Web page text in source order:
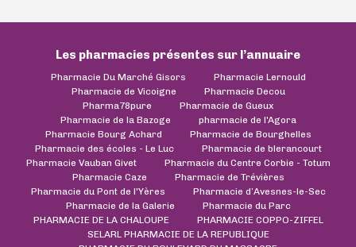
Les pharmacies présentes sur l’annuaire
Pharmacie Du Marché Gisors
Pharmacie Lernould
Pharmacie de Vicoigne
Pharmacie Decou
Pharma78pure
Pharmacie de Gueux
Pharmacie de la Bazoge
pharmacie de l'Agora
Pharmacie Bourg Achard
Pharmacie de Bourghelles
Pharmacie des écoles - Le Luc
Pharmacie de blerancourt
Pharmacie Vauban Givet
Pharmacie du Centre Corbie - Totum
Pharmacie Caze
Pharmacie de Trévières
Pharmacie du Pont de l'Yères
Pharmacie d’Avesnes-le-Sec
Pharmacie de la Galerie
Pharmacie du Parc
PHARMACIE DE LA CHALOUPE
PHARMACIE COPPO-ZIFFEL
SELARL PHARMACIE DE LA REPUBLIQUE